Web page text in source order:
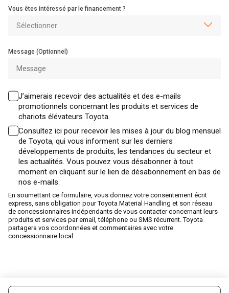
Vous êtes intéressé par le financement ?
Message (Optionnel)
J’aimerais recevoir des actualités et des e-mails
promotionnels concernant les produits et services de
chariots élévateurs Toyota.
Consultez ici pour recevoir les mises à jour du blog mensuel
de Toyota, qui vous informent sur les derniers
développements de produits, les tendances du secteur et
les actualités. Vous pouvez vous désabonner à tout
moment en cliquant sur le lien de désabonnement en bas de
nos e-mails.
En soumettant ce formulaire, vous donnez votre consentement écrit
express, sans obligation pour Toyota Material Handling et son réseau
de concessionnaires indépendants de vous contacter concernant leurs
produits et services par email, téléphone ou SMS récurrent. Toyota
partagera vos coordonnées et commentaires avec votre
concessionnaire local.